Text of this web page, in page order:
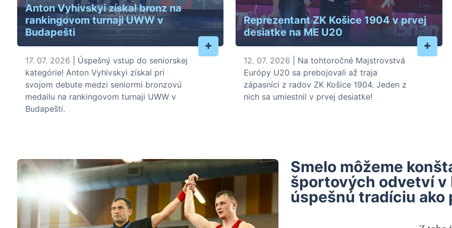
Anton Vyhivskyi získal bronz na
rankingovom turnaji UWW v
Budapešti
+
17. 07. 2026 | Úspešný vstup do seniorskej
kategórie! Anton Vyhivskyi získal pri
svojom debute medzi seniormi bronzovú
medailu na rankingovom turnaji UWW v
Budapešti.
Reprezentant ZK Košice 1904 v prvej
desiatke na ME U20
+
12. 07. 2026 | Na tohtoročné Majstrovstvá
Európy U20 sa prebojovali až traja
zápasníci z radov ZK Košice 1904. Jeden z
nich sa umiestnil v prvej desiatke!
Smelo môžeme
športových odvetví v
úspešnú tradíciu ako